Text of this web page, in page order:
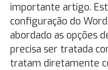
importante artigo.
configuração do
abordado as opções
precisa ser tratada
tratam diretamente